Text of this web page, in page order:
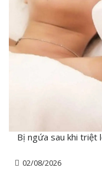
Bị ngứa sau khi triệt
02/08/2026